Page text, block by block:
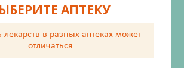
АПТЕКУ
лекарств в разных аптеках может
отличаться